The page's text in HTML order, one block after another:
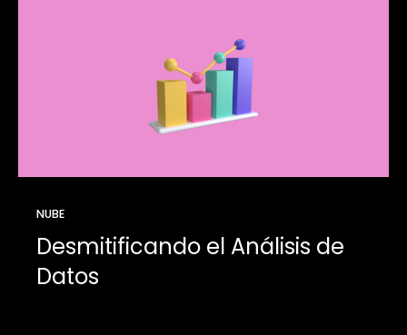
NUBE
Desmitificando el Análisis de
Datos